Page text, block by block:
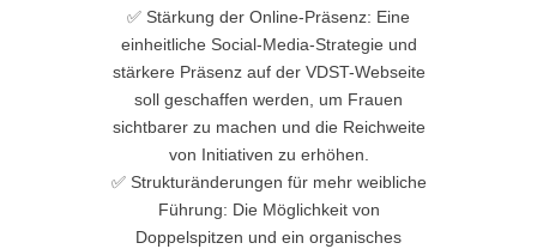
✅ Stärkung der Online-Präsenz: Eine
einheitliche Social-Media-Strategie und
stärkere Präsenz auf der VDST-Webseite
soll geschaffen werden, um Frauen
sichtbarer zu machen und die Reichweite
von Initiativen zu erhöhen.
✅ Strukturänderungen für mehr weibliche
Führung: Die Möglichkeit von
Doppelspitzen und ein organisches